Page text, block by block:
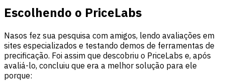
Escolhendo o PriceLabs
Nasos fez sua pesquisa com amigos, lendo avaliações em
sites especializados e testando demos de ferramentas de
precificação. Foi assim que descobriu o PriceLabs e, após
avaliá-lo, concluiu que era a melhor solução para ele
porque: